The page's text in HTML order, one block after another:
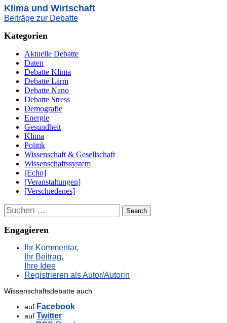
Klima und Wirtschaft
Beiträge zur Debatte
Kategorien
Aktuelle Debatte
Daten
Debatte Klima
Debatte Lärm
Debatte Nano
Debatte Stress
Demografie
Energie
Gesundheit
Klima
Politik
Wissenschaft & Gesellschaft
Wissenschaftssystem
[Echo]
[Veranstaltungen]
[Verschiedenes]
Suchen
Engagieren
Ihr Kommentar,
Ihr Beitrag,
Ihre Idee
Registrieren als Autor/Autorin
Wissenschaftsdebatte auch
auf Facebook
auf Twitter